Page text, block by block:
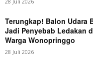
Terungkap! Balon Udara
Jadi Penyebab Ledakan
Warga Wonopringgo
28 Juli 2026